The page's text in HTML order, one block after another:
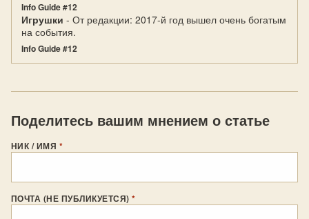
Info Guide #12
Игрушки - От редакции: 2017-й год вышел очень богатым
на события.
Info Guide #12
Поделитесь вашим мнением о статье
НИК / ИМЯ *
ПОЧТА (НЕ ПУБЛИКУЕТСЯ)*